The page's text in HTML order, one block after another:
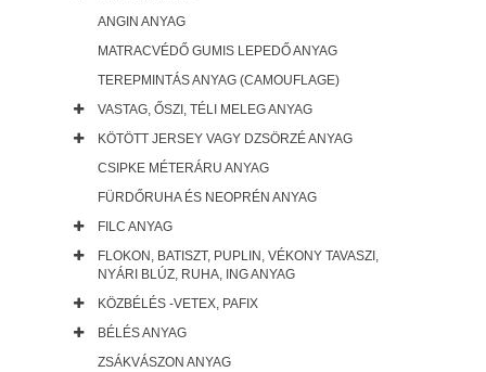
ANGIN ANYAG
MATRACVÉDŐ GUMIS LEPEDŐ ANYAG
TEREPMINTÁS ANYAG (CAMOUFLAGE)
VASTAG, ŐSZI, TÉLI MELEG ANYAG
KÖTÖTT JERSEY VAGY DZSÖRZÉ ANYAG
CSIPKE MÉTERÁRU ANYAG
FÜRDŐRUHA ÉS NEOPRÉN ANYAG
FILC ANYAG
FLOKON, BATISZT, PUPLIN, VÉKONY TAVASZI,
NYÁRI BLÚZ, RUHA, ING ANYAG
KÖZBÉLÉS -VETEX, PAFIX
BÉLÉS ANYAG
ZSÁKVÁSZON ANYAG